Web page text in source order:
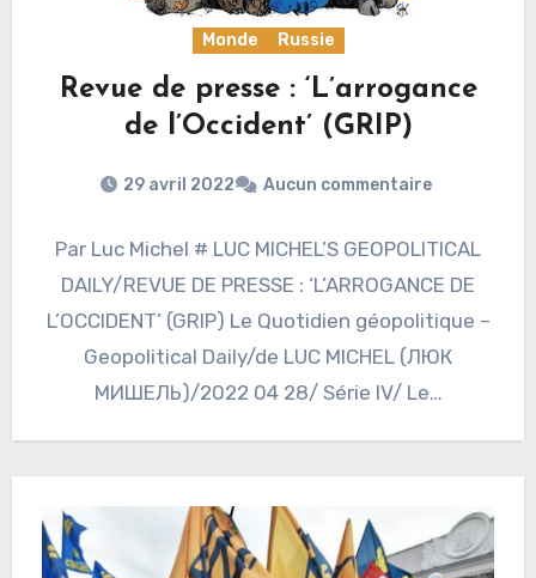
Monde Russie
Revue de presse : ‘L’arrogance
de l’Occident’ (GRIP)
29 avril 2022 Aucun commentaire
Par Luc Michel # LUC MICHEL’S GEOPOLITICAL
DAILY/REVUE DE PRESSE : ‘L’ARROGANCE DE
L’OCCIDENT’ (GRIP) Le Quotidien géopolitique –
Geopolitical Daily/de LUC MICHEL (ЛЮК
МИШЕЛЬ)/2022 04 28/ Série IV/ Le…